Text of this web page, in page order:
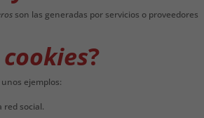
son las generadas por servicios o proveedores
cookies?
ejemplos:
social.